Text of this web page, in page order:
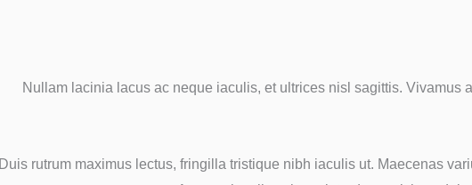
Nullam lacinia lacus ac neque iaculis, et ultrices nisl sagittis. Vivamus
Duis rutrum maximus lectus, fringilla tristique nibh iaculis ut. Maecenas